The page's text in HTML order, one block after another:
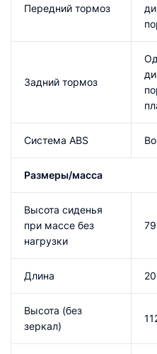
Передний тормоз
Задний тормоз
Система ABS
Размеры/масса
Высота сиденья
при массе без
нагрузки
Длина
Высота (без
зеркал)